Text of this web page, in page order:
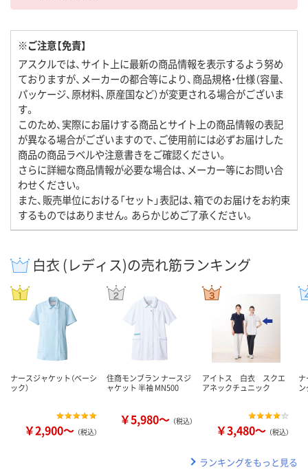
※ご注意【免責】
アスクルでは、サイト上に最新の商品情報を表示するよう努め
ておりますが、メーカーの都合等により、商品規格・仕様（容量、
パッケージ、原材料、原産国など）が変更される場合がございま
す。
このため、実際にお届けする商品とサイト上の商品情報の表記
が異なる場合がございますので、ご使用前には必ずお届けした
商品の商品ラベルや注意書きをご確認ください。
さらに詳細な商品情報が必要な場合は、メーカー等にお問い合
わせください。
また、販売単位における「セット」表記は、箱でのお届けをお約束
するものではありません。あらかじめご了承ください。
白衣 (レディス)の売れ筋ランキング
ナースジャケット（ベーシ
ック）
￥2,900～ （税込）
住商モンブラン ナースジ
ャケット 半袖 MN500
￥5,980～ （税込）
アイトス 白衣 スクエ
アネックチュニック
￥3,480～ （税込）
ナ
ン
ランキングをもっと見る